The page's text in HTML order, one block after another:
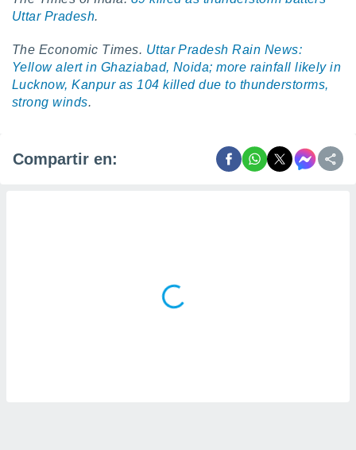
Uttar Pradesh.
The Economic Times. Uttar Pradesh Rain News:
Yellow alert in Ghaziabad, Noida; more rainfall likely in
Lucknow, Kanpur as 104 killed due to thunderstorms,
strong winds.
Compartir en: